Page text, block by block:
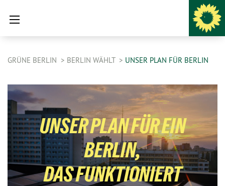
GRÜNE BERLIN BERLIN WÄHLT UNSER PLAN FÜR BERLIN
UNSER PLAN FÜR EIN
BERLIN,
DAS FUNKTIONIERT